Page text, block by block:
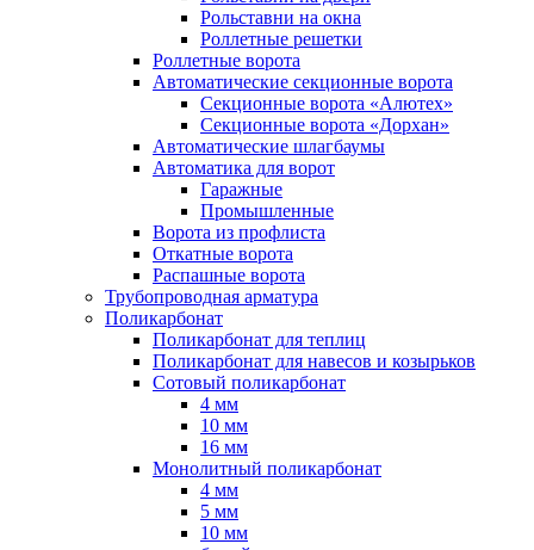
Рольставни на окна
Роллетные решетки
Роллетные ворота
Автоматические секционные ворота
Секционные ворота «Алютех»
Секционные ворота «Дорхан»
Автоматические шлагбаумы
Автоматика для ворот
Гаражные
Промышленные
Ворота из профлиста
Откатные ворота
Распашные ворота
Трубопроводная арматура
Поликарбонат
Поликарбонат для теплиц
Поликарбонат для навесов и козырьков
Сотовый поликарбонат
4 мм
10 мм
16 мм
Монолитный поликарбонат
4 мм
5 мм
10 мм